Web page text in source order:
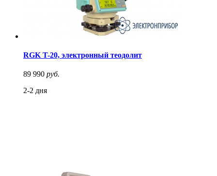
RGK T-20, электронный теодолит
89 990 руб.
2-2 дня